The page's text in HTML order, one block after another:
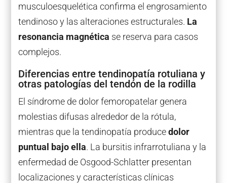
musculoesquelética confirma el engrosamiento
tendinoso y las alteraciones estructurales. La
resonancia magnética se reserva para casos
complejos.
Diferencias entre tendinopatía rotuliana y
otras patologías del tendón de la rodilla
El síndrome de dolor femoropatelar genera
molestias difusas alrededor de la rótula,
mientras que la tendinopatía producedolor
puntual bajo ella. La bursitis infrarrotuliana y la
enfermedad de Osgood-Schlatter presentan
localizaciones y características clínicas